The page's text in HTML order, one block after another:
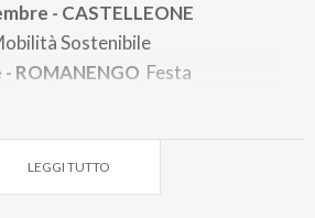
- CASTELLEONE
Sostenibile
ROMANENGO Festa
dell’Adda
Caccia al Tesoro
LEGGI TUTTO